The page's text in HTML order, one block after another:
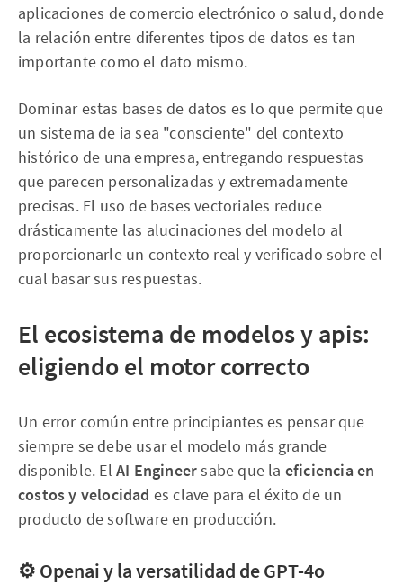
aplicaciones de comercio electrónico o salud, donde
la relación entre diferentes tipos de datos es tan
importante como el dato mismo.
Dominar estas bases de datos es lo que permite que
un sistema de ia sea "consciente" del contexto
histórico de una empresa, entregando respuestas
que parecen personalizadas y extremadamente
precisas. El uso de bases vectoriales reduce
drásticamente las alucinaciones del modelo al
proporcionarle un contexto real y verificado sobre el
cual basar sus respuestas.
El ecosistema de modelos y apis:
eligiendo el motor correcto
Un error común entre principiantes es pensar que
siempre se debe usar el modelo más grande
disponible. El AI Engineersabe que la eficiencia en
costos y velocidad es clave para el éxito de un
producto de software en producción.
⚙️ Openai y la versatilidad de GPT-4o